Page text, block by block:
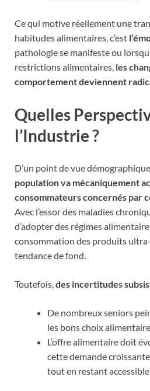
Ce qui motive réellement une
habitudes alimentaires, c’est
pathologie se manifeste ou
restrictions alimentaires, les
comportement deviennent
Quelles
l’Industrie ?
D’un point de vue démographique,
population va mécaniquement
consommateurs concernés par
Avec l’essor des maladies
d’adopter des régimes
consommation des produits
tendance de fond.
Toutefois, des incertitudes
De nombreux seniors
les bons choix
L’offre alimentaire doit
cette demande
tout en restant